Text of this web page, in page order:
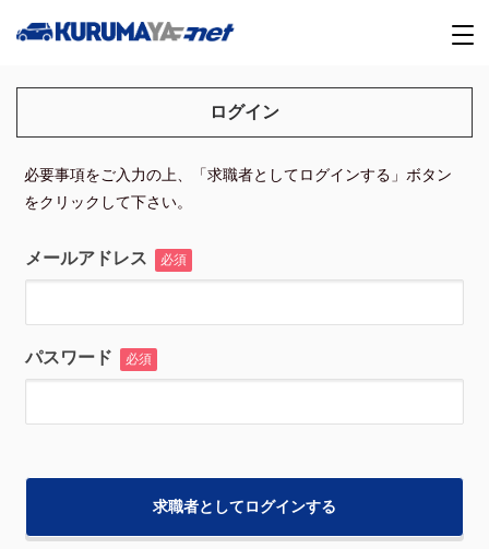
ログイン
必要事項をご入力の上、「求職者としてログインする」ボタン
をクリックして下さい。
メールアドレス 必須
パスワード 必須